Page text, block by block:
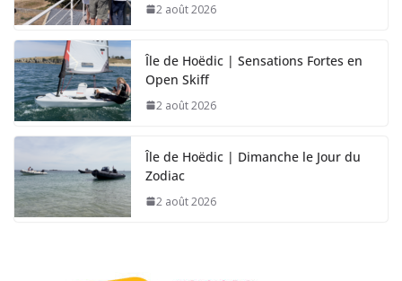
2 août 2026
Île de Hoëdic | Sensations Fortes en
Open Skiff
2 août 2026
Île de Hoëdic | Dimanche le Jour du
Zodiac
2 août 2026